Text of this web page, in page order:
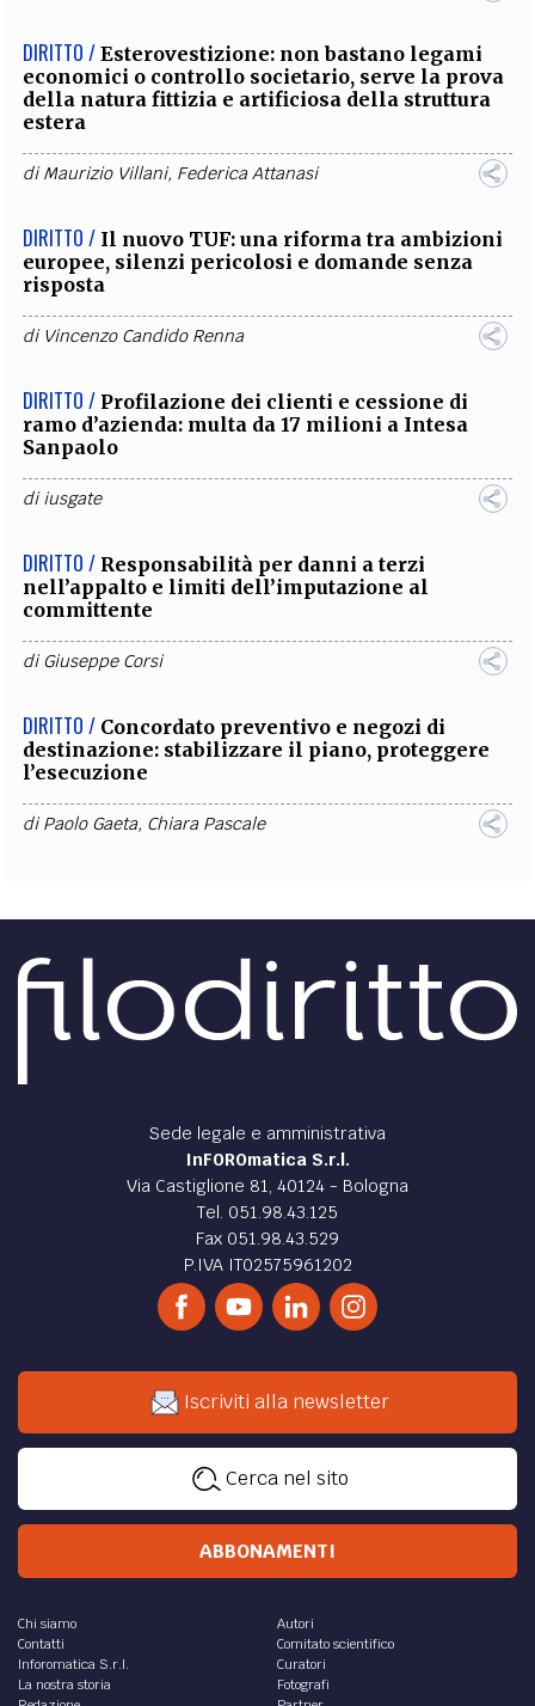
DIRITTO / Esterovestizione: non bastano legami
economici o controllo societario, serve la prova
della natura fittizia e artificiosa della struttura
estera
diMaurizio Villani, Federica Attanasi
DIRITTO / Il nuovo TUF: una riforma tra ambizioni
europee, silenzi pericolosi e domande senza
risposta
di Vincenzo Candido Renna
DIRITTO / Profilazione dei clienti e cessione di
ramo d’azienda: multa da 17 milioni a Intesa
Sanpaolo
diiusgate
DIRITTO / Responsabilità per danni a terzi
nell’appalto e limiti dell’imputazione al
committente
diGiuseppe Corsi
DIRITTO / Concordato preventivo e negozi di
destinazione: stabilizzare il piano, proteggere
l’esecuzione
diPaolo Gaeta, Chiara Pascale
Sede legale e amministrativa
InFOROmatica S.r.l.
Via Castiglione 81, 40124 - Bologna
Tel. 051.98.43.125
Fax 051.98.43.529
P.IVA IT02575961202
Iscriviti alla newsletter
Cerca nel sito
ABBONAMENTI
Chi siamo
Contatti
Inforomatica S.r.l.
La nostra storia
Autori
Comitato scientifico
Curatori
Fotografi